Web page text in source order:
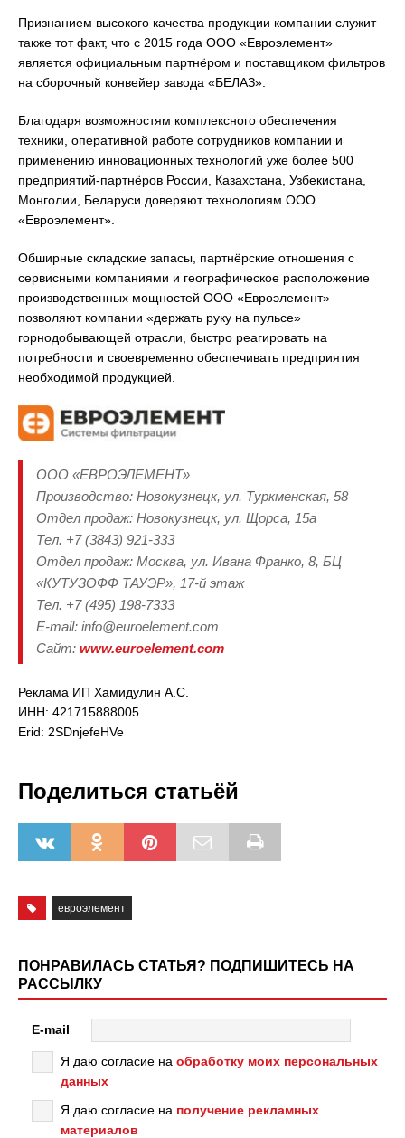
Признанием высокого качества продукции компании служит
также тот факт, что с 2015 года ООО «Евроэлемент»
является официальным партнёром и поставщиком фильтров
на сборочный конвейер завода «БЕЛАЗ».
Благодаря возможностям комплексного обеспечения
техники, оперативной работе сотрудников компании и
применению инновационных технологий уже более 500
предприятий-партнёров России, Казахстана, Узбекистана,
Монголии, Беларуси доверяют технологиям ООО
«Евроэлемент».
Обширные складские запасы, партнёрские отношения с
сервисными компаниями и географическое расположение
производственных мощностей ООО «Евроэлемент»
позволяют компании «держать руку на пульсе»
горнодобывающей отрасли, быстро реагировать на
потребности и своевременно обеспечивать предприятия
необходимой продукцией.
ООО «ЕВРОЭЛЕМЕНТ»
Производство: Новокузнецк, ул. Туркменская, 58
Отдел продаж: Новокузнецк, ул. Щорса, 15а
Тел. +7 (3843) 921-333
Отдел продаж: Москва, ул. Ивана Франко, 8, БЦ
«КУТУЗОФФ ТАУЭР», 17-й этаж
Тел. +7 (495) 198-7333
E-mail: info@euroelement.com
Сайт: www.euroelement.com
Реклама ИП Хамидулин А.С.
ИНН: 421715888005
Erid: 2SDnjefeHVe
Поделиться статьёй
евроэлемент
ПОНРАВИЛАСЬ СТАТЬЯ? ПОДПИШИТЕСЬ НА
РАССЫЛКУ
E-mail
Я даю согласие на обработку моих персональных
данных
Я даю согласие на получение рекламных
материалов